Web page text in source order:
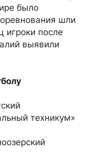
было
шли
игроки после
выявили
техникум»